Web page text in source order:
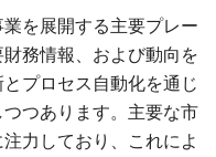
を展開する主要プレー
務情報、および動向を
プロセス自動化を通じ
つあります。主要な市
力しており、これによ